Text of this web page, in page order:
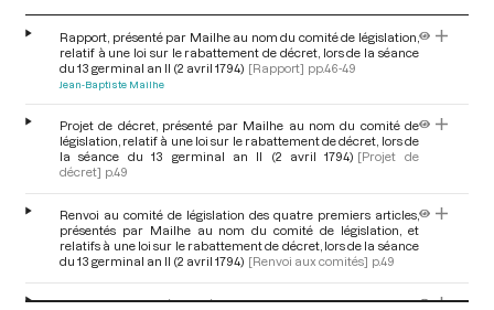
Rapport, présenté par Mailhe au nom du comité de législation,
relatif à une loi sur le rabattement de décret, lors de la séance
du 13 germinal an II (2 avril 1794) [Rapport] pp.46-49
Jean-Baptiste Mailhe
Projet de décret, présenté par Mailhe au nom du comité de
législation, relatif à une loi sur le rabattement de décret, lors de
la séance du 13 germinal an II (2 avril 1794) [Projet de
décret] p.49
Renvoi au comité de législation des quatre premiers articles,
présentés par Mailhe au nom du comité de législation, et
relatifs à une loi sur le rabattement de décret, lors de la séance
du 13 germinal an II (2 avril 1794) [Renvoi aux comités] p.49
Renvoi au comité de législation d'un article additionnel,